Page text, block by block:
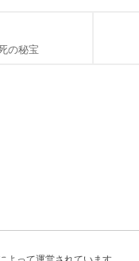
の秘宝